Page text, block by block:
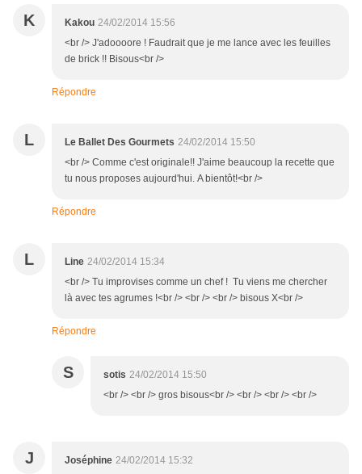
K Kakou 24/02/2014 15:56
<br /> J'adoooore ! Faudrait que je me lance avec les feuilles
de brick !! Bisous<br />
Répondre
L Le Ballet Des Gourmets 24/02/2014 15:50
<br /> Comme c'est originale!! J'aime beaucoup la recette que
tu nous proposes aujourd'hui. A bientôt!<br />
Répondre
L Line 24/02/2014 15:34
<br /> Tu improvises comme un chef ! Tu viens me chercher
là avec tes agrumes !<br /> <br /> <br /> bisous X<br />
Répondre
S sotis 24/02/2014 15:50
<br /> <br /> gros bisous<br /> <br /> <br /> <br />
J Joséphine 24/02/2014 15:32